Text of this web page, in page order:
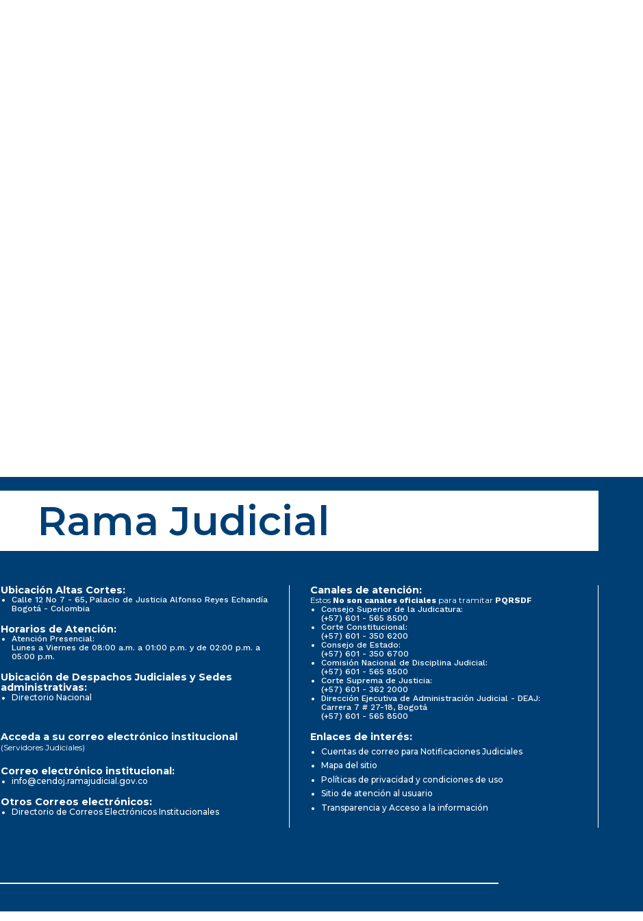
Rama Judicial
Ubicación Altas Cortes:
Calle 12 No 7 - 65, Palacio de Justicia Alfonso Reyes Echandía
Bogotá - Colombia
Horarios de Atención:
Atención Presencial:
Lunes a Viernes de 08:00 a.m. a 01:00 p.m. y de 02:00 p.m. a
05:00 p.m.
Ubicación de Despachos Judiciales y Sedes
administrativas:
Directorio Nacional
Canales de atención:
Estos No son canales oficiales para tramitar PQRSDF
Consejo Superior de la Judicatura:
(+57) 601 - 565 8500
Corte Constitucional:
(+57) 601 - 350 6200
Consejo de Estado:
(+57) 601 - 350 6700
Comisión Nacional de Disciplina Judicial:
(+57) 601 - 565 8500
Corte Suprema de Justicia:
(+57) 601 - 362 2000
Dirección Ejecutiva de Administración Judicial - DEAJ:
Carrera 7 # 27-18, Bogotá
(+57) 601 - 565 8500
Acceda a su correo electrónico institucional
(Servidores Judiciales)
Correo electrónico institucional:
info@cendoj.ramajudicial.gov.co
Otros Correos electrónicos:
Directorio de Correos Electrónicos Institucionales
Enlaces de interés:
Cuentas de correo para Notificaciones Judiciales
Mapa del sitio
Políticas de privacidad y condiciones de uso
Sitio de atención al usuario
Transparencia y Acceso a la información